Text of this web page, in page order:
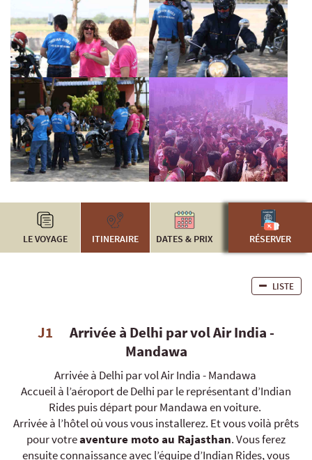
LE VOYAGE ITINERAIRE DATES & PRIX LE BUDGET
RÉSERVER
LISTE
J1
Arrivée à Delhi par vol Air India -
Mandawa
Arrivée à Delhi par vol Air India - Mandawa
Accueil à l’aéroport de Delhi par le représentant d’Indian
Rides puis départ pour Mandawa en voiture.
Arrivée à l’hôtel où vous vous installerez. Et vous voilà prêts
pour votreaventure moto au Rajasthan. Vous ferez
ensuite connaissance avec l’équipe d’Indian Rides, vous